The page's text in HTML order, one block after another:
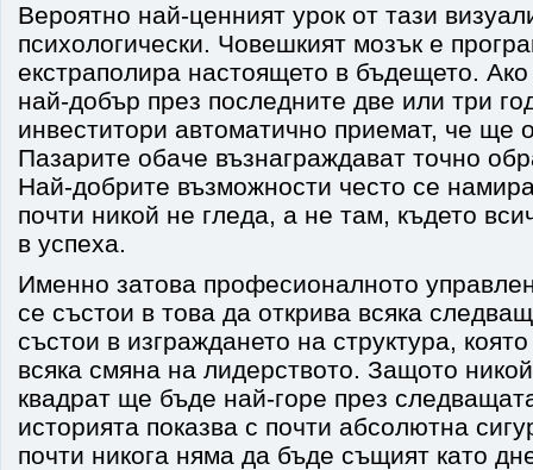
Вероятно най-ценният урок от тази
психологически. Човешкият мозък е
екстраполира настоящето в бъдещето.
най-добър през последните две или три
инвеститори автоматично приемат, че ще
Пазарите обаче възнаграждават точно
Най-добрите възможности често се
почти никой не гледа, а не там, където
в успеха.
Именно затова професионалното
се състои в това да открива всяка
състои в изграждането на структура,
всяка смяна на лидерството. Защото
квадрат ще бъде най-горе през
историята показва с почти абсолютна
почти никога няма да бъде същият като